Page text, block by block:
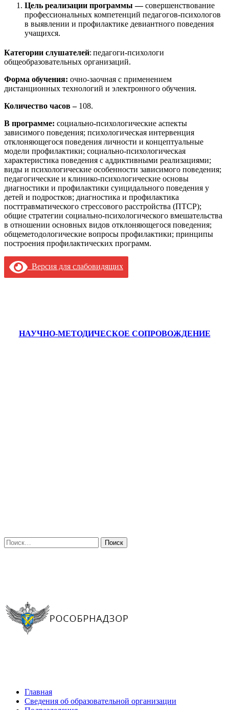
Цель реализации программы —совершенствование
профессиональных компетенций педагогов-психологов
в выявлении и профилактике девиантного поведения
учащихся.
Категории слушателей: педагоги-психологи
общеобразовательных организаций.
Форма обучения: очно-заочная с применением
дистанционных технологий и электронного обучения.
Количество часов –108.
В программе: социально-психологические аспекты
зависимого поведения; психологическая интервенция
отклоняющегося поведения личности и концептуальные
модели профилактики; социально-психологическая
характеристика поведения с аддиктивными реализациями;
виды и психологические особенности зависимого поведения;
педагогические и клинико-психологические основы
диагностики и профилактики суицидального поведения у
детей и подростков; диагностика и профилактика
посттравматического стрессового расстройства (ПТСР);
общие стратегии социально-психологического вмешательства
в отношении основных видов отклоняющегося поведения;
общеметодологические вопросы профилактики; принципы
построения профилактических программ.
Версия для слабовидящих
НАУЧНО-МЕТОДИЧЕСКОЕ СОПРОВОЖДЕНИЕ
Искать:
Главная
Сведения об образовательной организации